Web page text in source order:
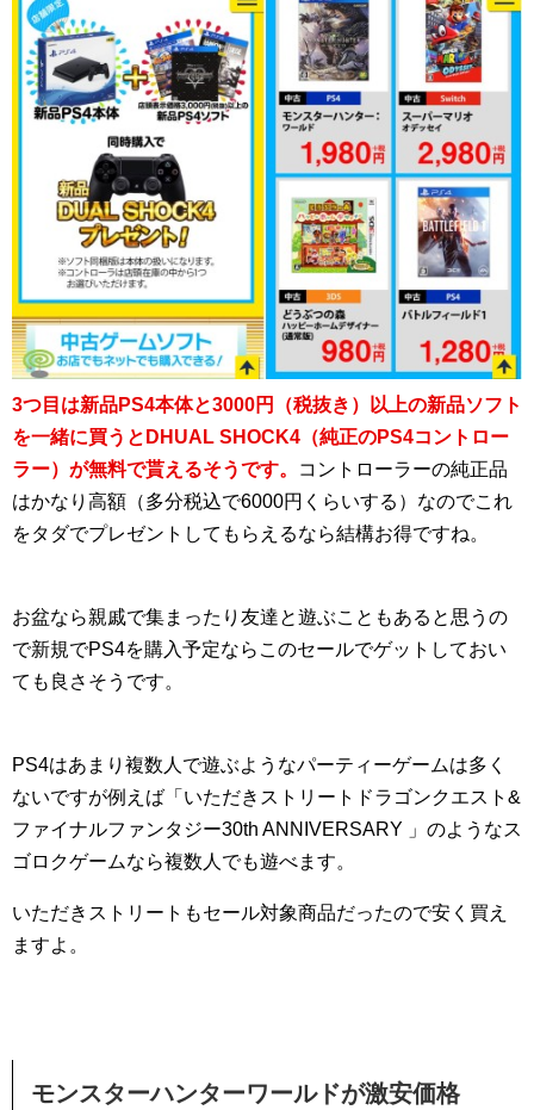
3つ目は新品PS4本体と3000円（税抜き）以上の新品ソフト
を一緒に買うとDHUAL SHOCK4（純正のPS4コントロー
ラー）が無料で貰えるそうです。
コントローラーの純正品
はかなり高額（多分税込で6000円くらいする）なのでこれ
をタダでプレゼントしてもらえるなら結構お得ですね。
お盆なら親戚で集まったり友達と遊ぶこともあると思うの
で新規でPS4を購入予定ならこのセールでゲットしておい
ても良さそうです。
PS4はあまり複数人で遊ぶようなパーティーゲームは多く
ないですが例えば「いただきストリートドラゴンクエスト&
ファイナルファンタジー30th ANNIVERSARY 」のようなス
ゴロクゲームなら複数人でも遊べます。
いただきストリートもセール対象商品だったので安く買え
ますよ。
モンスターハンターワールドが激安価格